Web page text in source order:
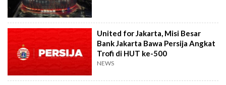
United for Jakarta, Misi Besar
Bank Jakarta Bawa Persija Angkat
Trofi di HUT ke-500
NEWS